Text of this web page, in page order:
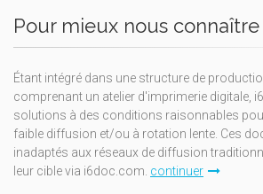
Pour mieux nous connaître
Étant intégré dans une structure de
comprenant un atelier d'imprimerie digitale,
solutions à des conditions raisonnables
faible diffusion et/ou à rotation lente. Ces
inadaptés aux réseaux de diffusion
leur cible via i6doc.com. continuer